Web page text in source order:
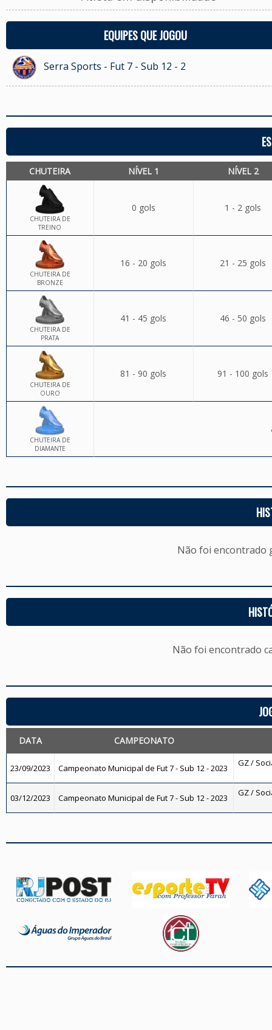
EQUIPES QUE JOGOU
Serra Sports - Fut 7 - Sub 12 - 2
CHUTEIRA NÍVEL 1 NÍVEL 2
CHUTEIRA DE
TREINO
0 gols 1 - 2 gols
CHUTEIRA DE
BRONZE
16 - 20 gols 21 - 25 gols
CHUTEIRA DE
PRATA
41 - 45 gols 46 - 50 gols
CHUTEIRA DE
OURO
81 - 90 gols 91 - 100 gols
CHUTEIRA DE
DIAMANTE
Não foi encontrado
Não foi encontrado
DATA CAMPEONATO
23/09/2023 Campeonato Municipal de Fut 7 - Sub 12 - 2023 GZ /
03/12/2023 Campeonato Municipal de Fut 7 - Sub 12 - 2023 GZ /